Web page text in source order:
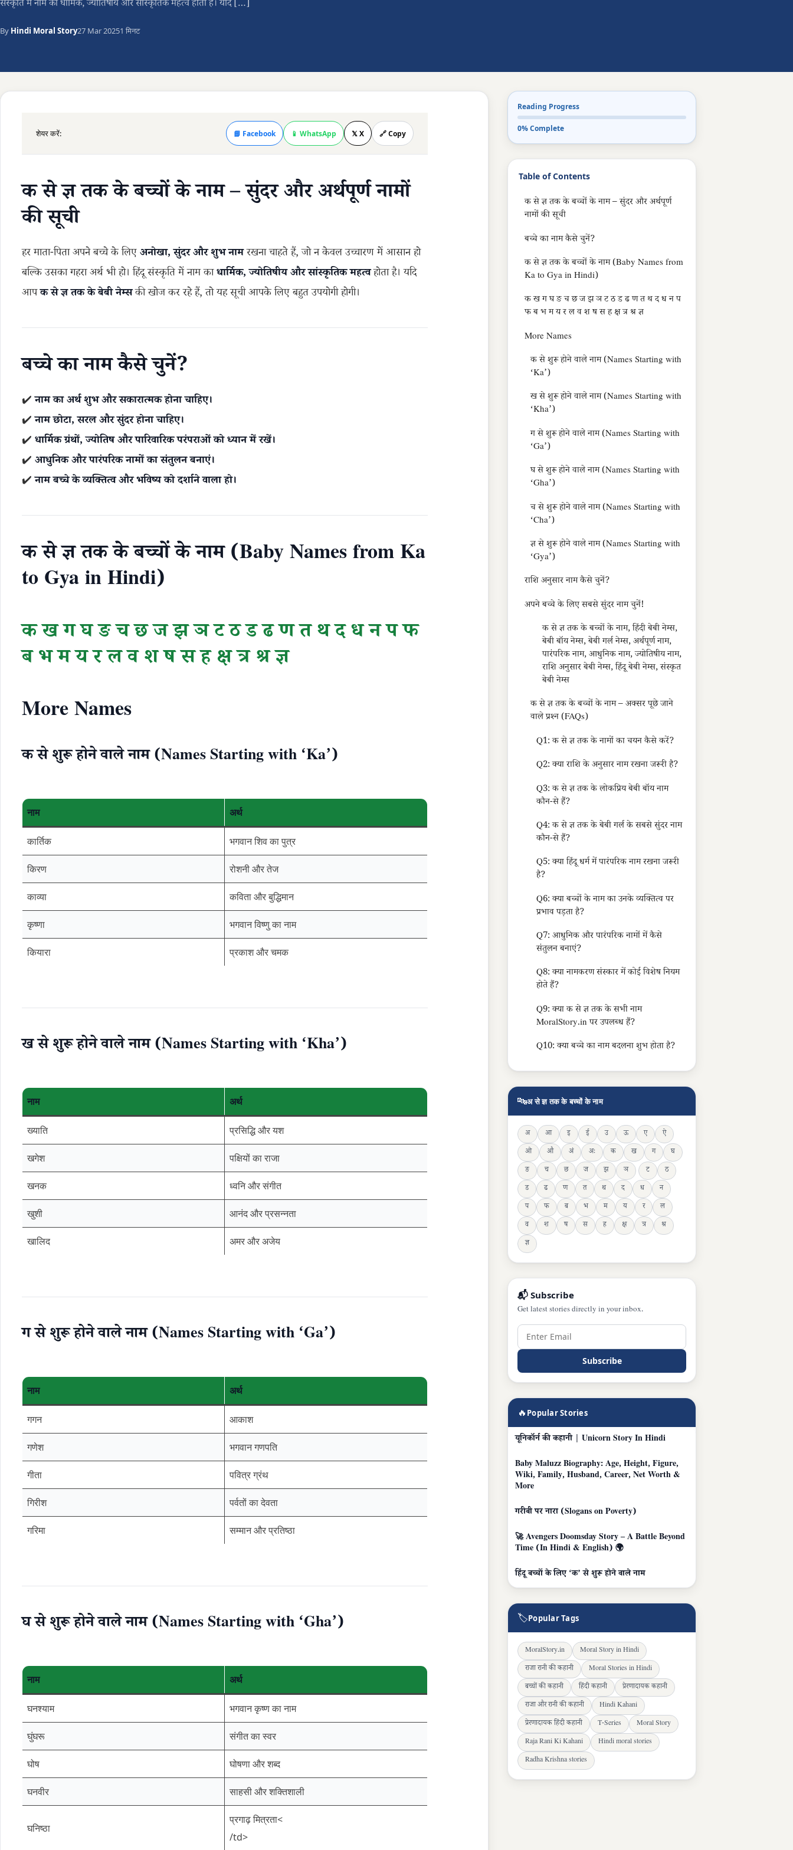
संस्कृति में नाम का धार्मिक, ज्योतिषीय और सांस्कृतिक महत्व होता है। यदि […]
By Hindi Moral Story27 Mar 20251 मिनट
शेयर करें: 📘 Facebook 📱 WhatsApp 𝕏 X 🔗 Copy
क से ज्ञ तक के बच्चों के नाम – सुंदर और अर्थपूर्ण नामों
की सूची
हर माता-पिता अपने बच्चे के लिएअनोखा, सुंदर और शुभ नामरखना चाहते हैं, जो न केवल उच्चारण में आसान हो
बल्कि उसका गहरा अर्थ भी हो। हिंदू संस्कृति में नाम काधार्मिक, ज्योतिषीय और सांस्कृतिक महत्वहोता है। यदि
आपक से ज्ञ तक के बेबी नेम्सकी खोज कर रहे हैं, तो यह सूची आपके लिए बहुत उपयोगी होगी।
बच्चे का नाम कैसे चुनें?
✔️नाम का अर्थ शुभ और सकारात्मक होना चाहिए।
✔️नाम छोटा, सरल और सुंदर होना चाहिए।
✔️ धार्मिक ग्रंथों, ज्योतिष और पारिवारिक परंपराओं को ध्यान में रखें।
✔️ आधुनिक और पारंपरिक नामों का संतुलन बनाएं।
✔️नाम बच्चे के व्यक्तित्व और भविष्य को दर्शाने वाला हो।
क से ज्ञ तक के बच्चों के नाम (Baby Names from Ka
to Gya in Hindi)
कखगघङचछजझञटठडढणत थदधनपफ
ब भमयरलव शषसह क्षत्र श्रज्ञ
More Names
क से शुरू होने वाले नाम (Names Starting with ‘Ka’)
नाम अर्थ
कार्तिक भगवान शिव का पुत्र
किरण रोशनी और तेज
काव्या कविता और बुद्धिमान
कृष्णा भगवान विष्णु का नाम
कियारा प्रकाश और चमक
ख से शुरू होने वाले नाम (Names Starting with ‘Kha’)
नाम अर्थ
ख्याति प्रसिद्धि और यश
खगेश पक्षियों का राजा
खनक ध्वनि और संगीत
खुशी आनंद और प्रसन्नता
खालिद अमर और अजेय
ग से शुरू होने वाले नाम (Names Starting with ‘Ga’)
नाम अर्थ
गगन आकाश
गणेश भगवान गणपति
गीता पवित्र ग्रंथ
गिरीश पर्वतों का देवता
गरिमा सम्मान और प्रतिष्ठा
घ से शुरू होने वाले नाम (Names Starting with ‘Gha’)
नाम अर्थ
घनश्याम भगवान कृष्ण का नाम
घुंघरू संगीत का स्वर
घोष घोषणा और शब्द
घनवीर साहसी और शक्तिशाली
घनिष्ठा
प्रगाढ़ मित्रता<
/td>
Reading Progress
0% Complete
Table of Contents
क से ज्ञ तक के बच्चों के नाम – सुंदर और अर्थपूर्ण
नामों की सूची
बच्चे का नाम कैसे चुनें?
क से ज्ञ तक के बच्चों के नाम (Baby Names from
Ka to Gya in Hindi)
क ख ग घ ङ च छ ज झ ञ ट ठ ड ढ ण त थ द ध न प
फ ब भ म य र ल व श ष स ह क्ष त्र श्र ज्ञ
More Names
क से शुरू होने वाले नाम (Names Starting with
‘Ka’)
ख से शुरू होने वाले नाम (Names Starting with
‘Kha’)
ग से शुरू होने वाले नाम (Names Starting with
‘Ga’)
घ से शुरू होने वाले नाम (Names Starting with
‘Gha’)
च से शुरू होने वाले नाम (Names Starting with
‘Cha’)
ज्ञ से शुरू होने वाले नाम (Names Starting with
‘Gya’)
राशि अनुसार नाम कैसे चुनें?
अपने बच्चे के लिए सबसे सुंदर नाम चुनें!
क से ज्ञ तक के बच्चों के नाम, हिंदी बेबी नेम्स,
बेबी बॉय नेम्स, बेबी गर्ल नेम्स, अर्थपूर्ण नाम,
पारंपरिक नाम, आधुनिक नाम, ज्योतिषीय नाम,
राशि अनुसार बेबी नेम्स, हिंदू बेबी नेम्स, संस्कृत
बेबी नेम्स
क से ज्ञ तक के बच्चों के नाम – अक्सर पूछे जाने
वाले प्रश्न (FAQs)
Q1: क से ज्ञ तक के नामों का चयन कैसे करें?
Q2: क्या राशि के अनुसार नाम रखना जरूरी है?
Q3: क से ज्ञ तक के लोकप्रिय बेबी बॉय नाम
कौन-से हैं?
Q4: क से ज्ञ तक के बेबी गर्ल के सबसे सुंदर नाम
कौन-से हैं?
Q5: क्या हिंदू धर्म में पारंपरिक नाम रखना जरूरी
है?
Q6: क्या बच्चों के नाम का उनके व्यक्तित्व पर
प्रभाव पड़ता है?
Q7: आधुनिक और पारंपरिक नामों में कैसे
संतुलन बनाएं?
Q8: क्या नामकरण संस्कार में कोई विशेष नियम
होते हैं?
Q9: क्या क से ज्ञ तक के सभी नाम
MoralStory.in पर उपलब्ध हैं?
Q10: क्या बच्चे का नाम बदलना शुभ होता है?
🔤अ से ज्ञ तक के बच्चों के नाम
अ आ इ ई उ ऊ ए
ऐ
ओ
औ अं अः क ख ग
घ
ङ
च छ ज झ ञ ट
ठ
ड
ढ ण त थ द ध
न
प
फ ब भ म य र
ल
व
श ष स ह क्ष त्र
श्र
ज्ञ
📬 Subscribe
Get latest stories directly in your inbox.
Subscribe
🔥 Popular Stories
यूनिकॉर्न की कहानी | Unicorn Story In Hindi
Baby Maluzz Biography: Age, Height, Figure,
Wiki, Family, Husband, Career, Net Worth &
More
गरीबी पर नारा (Slogans on Poverty)
🚀 Avengers Doomsday Story – A Battle Beyond
Time (In Hindi & English) 🌍
हिंदू बच्चों के लिए ‘क’ से शुरू होने वाले नाम
🏷Popular Tags
MoralStory.in
Moral Story in Hindi
राजा रानी की कहानी
Moral Stories in Hindi
बच्चों की कहानी
हिंदी कहानी
प्रेरणादायक कहानी
राजा और रानी की कहानी
Hindi Kahani
प्रेरणादायक हिंदी कहानी
T-Series
Moral Story
Raja Rani Ki Kahani
Hindi moral stories
Radha Krishna stories